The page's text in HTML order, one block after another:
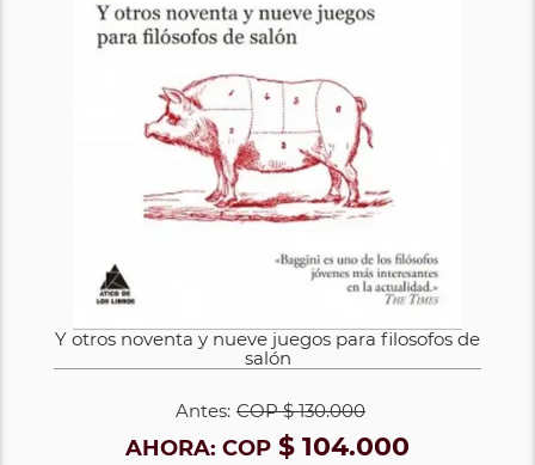
Y otros noventa y nueve juegos para filosofos de
salón
Antes: COP$ 130.000
AHORA: COP $ 104.000